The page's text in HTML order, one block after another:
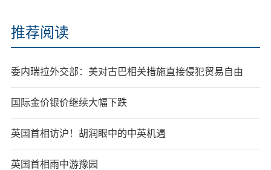
推荐阅读
委内瑞拉外交部：美对古巴相关措施直接侵犯贸易自由
国际金价银价继续大幅下跌
英国首相访沪！胡润眼中的中英机遇
英国首相雨中游豫园